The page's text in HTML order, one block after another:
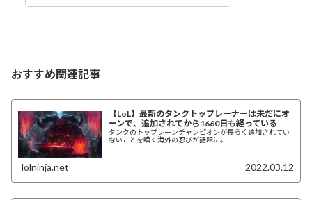
おすすめ関連記事
【LoL】最新のタンクトップレーナーは未だにオ
ーンで、追加されてから1660日も経っている
タンクのトップレーンチャンピオンが長らく追加されてい
ないことを嘆く海外の忍びが話題に。
lolninja.net 2022.03.12